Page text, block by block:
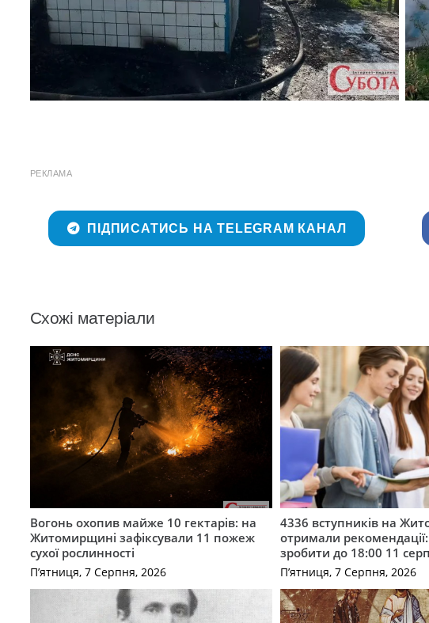
РЕКЛАМА
ПІДПИСАТИСЬ НА TELEGRAM КАНАЛ
Схожі матеріали
Вогонь охопив майже 10 гектарів: на
Житомирщині зафіксували 11 пожеж
сухої рослинності
П’ятниця, 7 Серпня, 2026
4336 вступників на
отримали
зробити до 18:00 11
П’ятниця, 7 Серпня, 2026